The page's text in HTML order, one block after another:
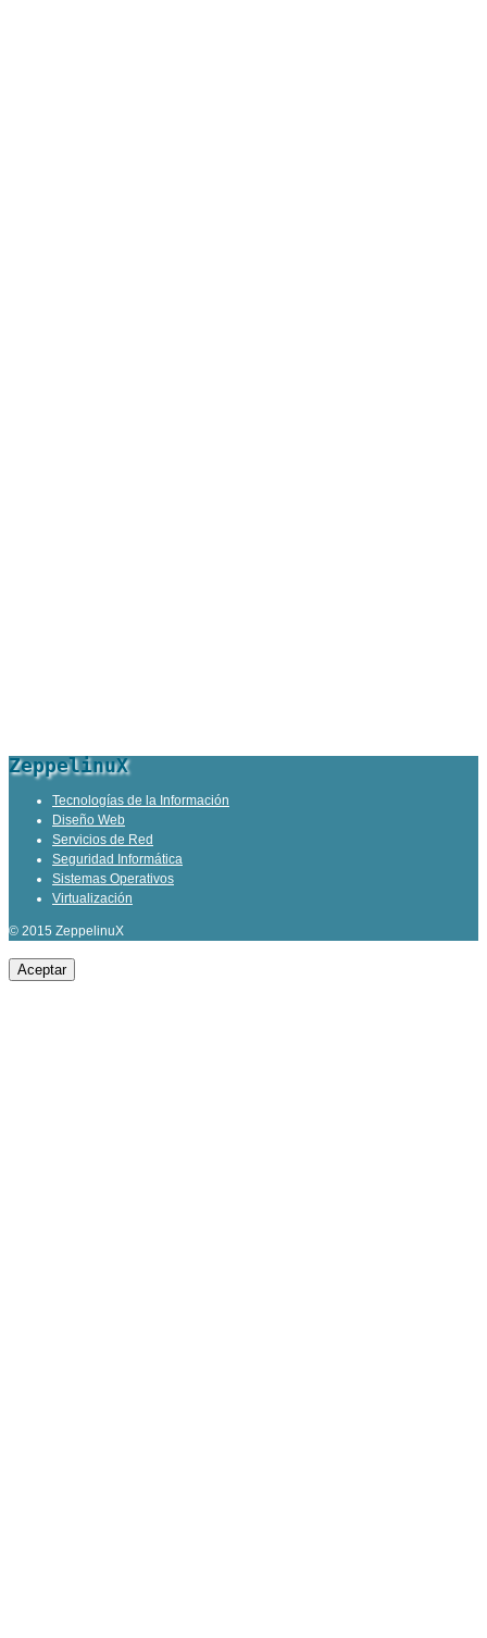
ZeppelinuX
Tecnologías de la Información
Diseño Web
Servicios de Red
Seguridad Informática
Sistemas Operativos
Virtualización
© 2015 ZeppelinuX
Aceptar